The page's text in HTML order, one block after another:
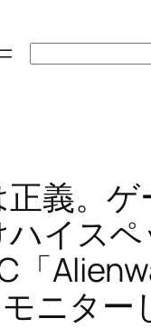
義。ゲ
イスペ
「
ニター